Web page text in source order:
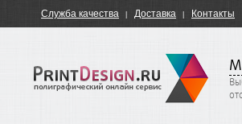
Служба качества Доставка Контакты